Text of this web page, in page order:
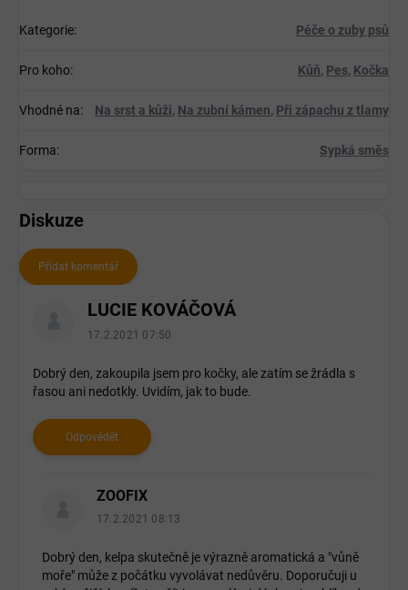
Kategorie: Péče o zuby psů
Pro koho: Kůň, Pes, Kočka
Vhodné na: Na srst a kůži, Na zubní kámen, Při zápachu z tlamy
Forma: Sypká směs
Diskuze
Přidat komentář
LUCIE KOVÁČOVÁ
17.2.2021 07:50
Dobrý den, zakoupila jsem pro kočky, ale zatím se žrádla s
řasou ani nedotkly. Uvidím, jak to bude.
Odpovědět
ZOOFIX
17.2.2021 08:13
Dobrý den, kelpa skutečně je výrazně aromatická a "vůně
moře" může z počátku vyvolávat nedůvěru. Doporučuji u